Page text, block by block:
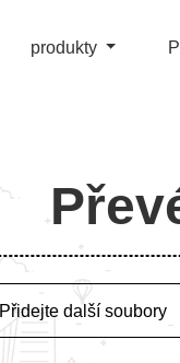
produkty
Přidejte další soubory